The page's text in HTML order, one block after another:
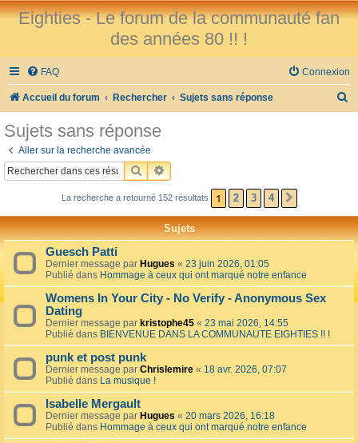
Eighties - Le forum de la communauté fan
des années 80 !! !
FAQ Connexion
Accueil du forum Rechercher Sujets sans réponse
h
r
Sujets sans réponse
Aller sur la recherche avancée
RECHERCHER
RECHERCHE AVANCÉE
La recherche a retourné 152 résultats 1 2 3 4
Sujets
Guesch Patti
Dernier message par Hugues « 23 juin 2026, 01:05
Publié dans Hommage à ceux qui ont marqué notre enfance
Womens In Your City - No Verify - Anonymous Sex
Dating
Dernier message par kristophe45 « 23 mai 2026, 14:55
Publié dans BIENVENUE DANS LA COMMUNAUTE EIGHTIES !! !
punk et post punk
Dernier message par Chrislemire « 18 avr. 2026, 07:07
Publié dans La musique !
Isabelle Mergault
Dernier message par Hugues « 20 mars 2026, 16:18
Publié dans Hommage à ceux qui ont marqué notre enfance